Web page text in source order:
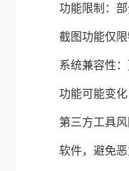
功能限制：
截图功能仅限
系统兼容性
功能可能变化
第三方工具
软件，避免恶